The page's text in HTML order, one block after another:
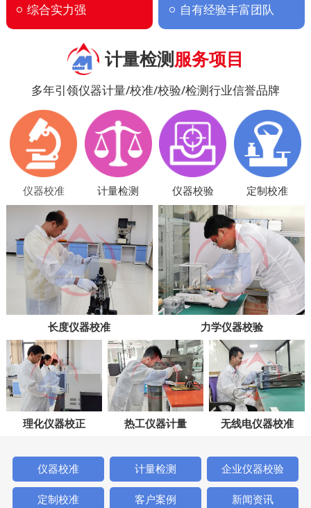
综合实力强
自有经验丰富团队
计量检测服务项目
多年引领仪器计量/校准/校验/检测行业信誉品牌
仪器校准 计量检测 仪器校验 定制校准
长度仪器校准 力学仪器校验
理化仪器校正 热工仪器计量 无线电仪器校准
仪器校准 计量检测 企业仪器校验
定制校准 客户案例 新闻资讯